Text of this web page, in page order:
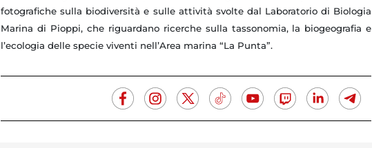
fotografiche sulla biodiversità e sulle attività svolte dal Laboratorio di Biologia
Marina di Pioppi, che riguardano ricerche sulla tassonomia, la biogeografia e
l’ecologia delle specie viventi nell’Area marina “La Punta”.